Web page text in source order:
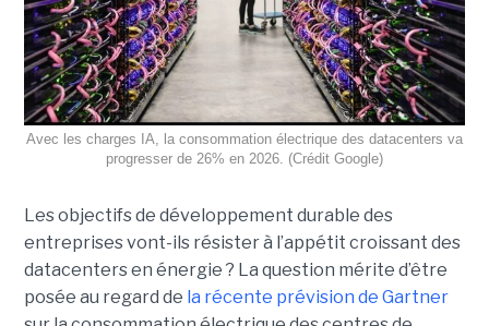
Avec les charges IA, la consommation électrique des datacenters va
progresser de 26% en 2026. (Crédit Google)
Les objectifs de développement durable des
entreprises vont-ils résister à l’appétit croissant des
datacenters en énergie ? La question mérite d’être
posée au regard de la récente prévision de Gartner